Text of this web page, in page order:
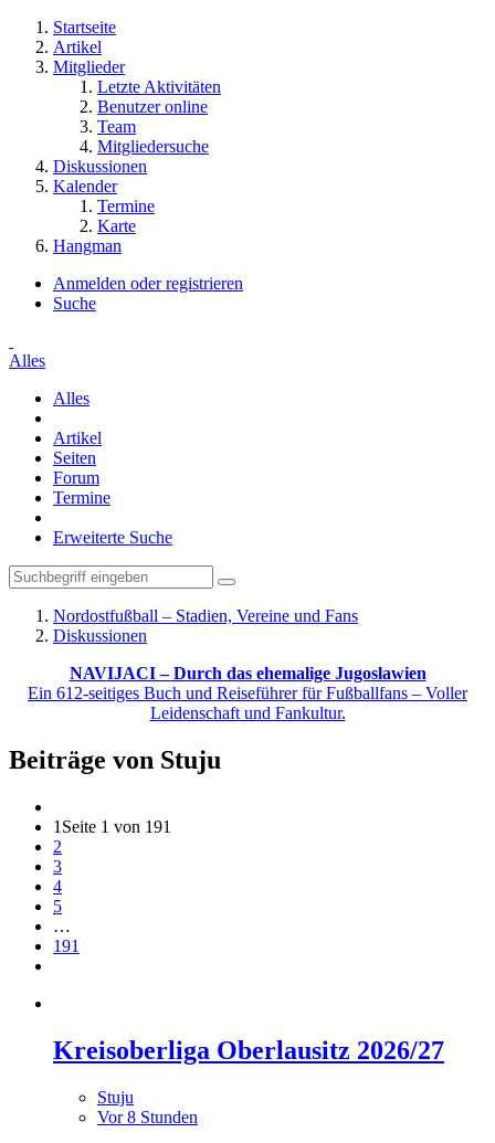
Startseite
Artikel
Mitglieder
Letzte Aktivitäten
Benutzer online
Team
Mitgliedersuche
Diskussionen
Kalender
Termine
Karte
Hangman
Anmelden oder registrieren
Suche
Alles
Alles
Artikel
Seiten
Forum
Termine
Erweiterte Suche
Nordostfußball – Stadien, Vereine und Fans
Diskussionen
NAVIJACI – Durch das ehemalige Jugoslawien
Ein 612-seitiges Buch und Reiseführer für Fußballfans – Voller
Leidenschaft und Fankultur.
Beiträge von Stuju
1 Seite 1 von 191
2
3
4
5
…
191
Kreisoberliga Oberlausitz 2026/27
Stuju
Vor 8 Stunden